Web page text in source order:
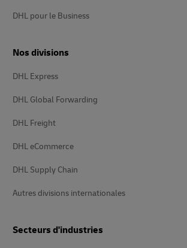
DHL pour le Business
Nos divisions
DHL Express
DHL Global Forwarding
DHL Freight
DHL eCommerce
DHL Supply Chain
Autres divisions internationales
Secteurs d'industries